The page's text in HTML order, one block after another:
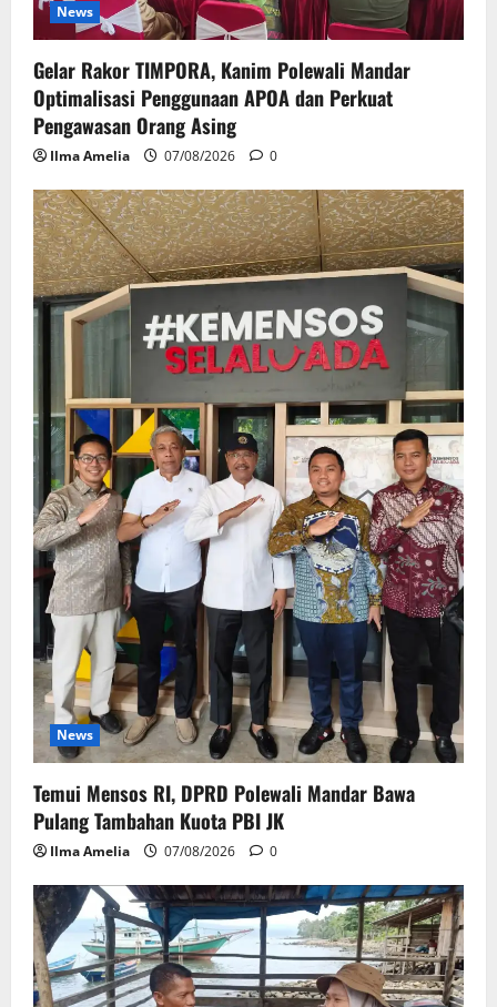
News
Gelar Rakor TIMPORA, Kanim Polewali Mandar
Optimalisasi Penggunaan APOA dan Perkuat
Pengawasan Orang Asing
Ilma Amelia 07/08/2026 0
News
Temui Mensos RI, DPRD Polewali Mandar Bawa
Pulang Tambahan Kuota PBI JK
Ilma Amelia 07/08/2026 0